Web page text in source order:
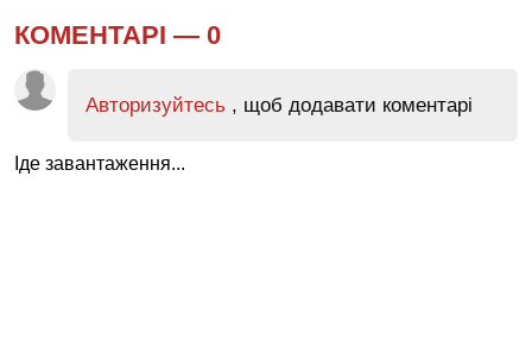
КОМЕНТАРІ — 0
Авторизуйтесь , щоб додавати коментарі
Іде завантаження...